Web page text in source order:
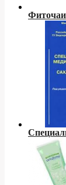
Фиточаи